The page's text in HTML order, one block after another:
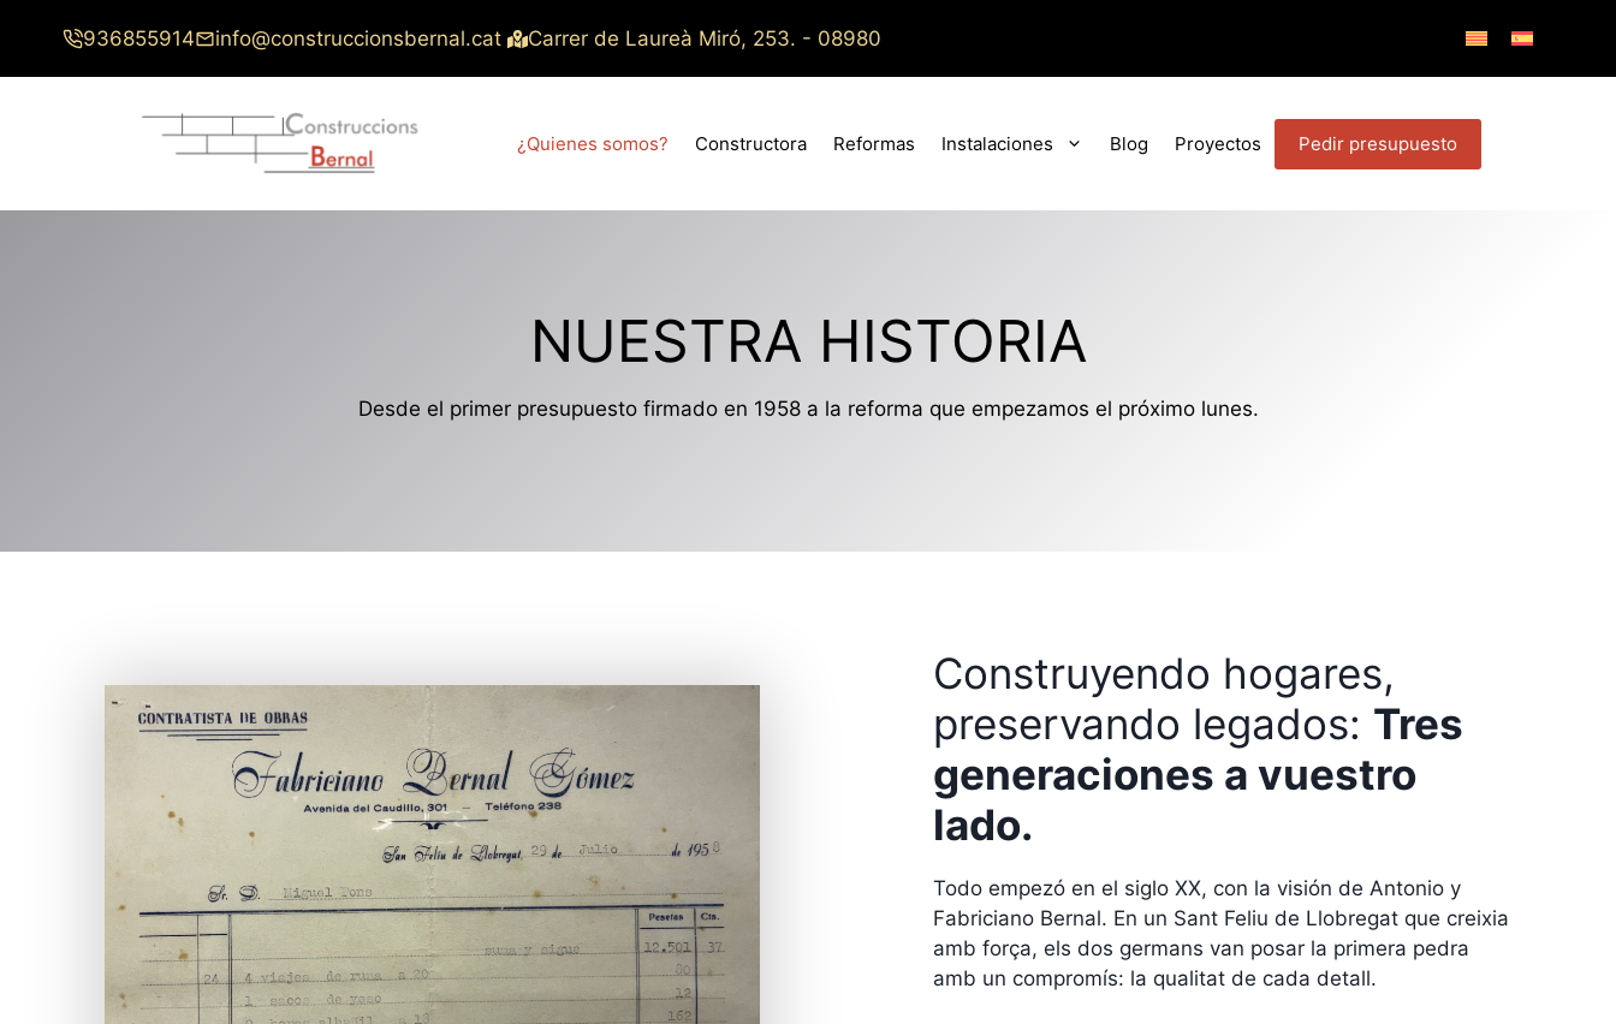
contenido
936855914 info@construccionsbernal.cat Carrer de Laureà Miró, 253. - 08980
¿Quienes somos? Constructora Reformas Instalaciones Blog Proyectos Pedir presupuesto
NUESTRA HISTORIA
Desde el primer presupuesto firmado en 1958 a la reforma que empezamos el próximo lunes.
Construyendo hogares,
preservando legados: Tres
generaciones a vuestro
lado.
Todo empezó en el siglo XX, con la visión de Antonio y
Fabriciano Bernal. En un Sant Feliu de Llobregat que creixia
amb força, els dos germans van posar la primera pedra
amb un compromís: la qualitat de cada detall.